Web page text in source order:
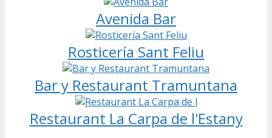
Avenida Bar
Rosticería Sant Feliu
Bar y Restaurant Tramuntana
Restaurant La Carpa de l'Estany